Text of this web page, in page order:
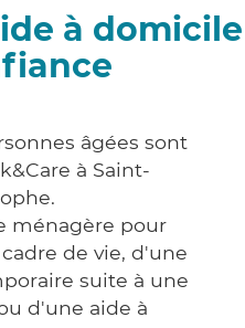
à domicile
âgées sont
à Saint-
ménagère pour
de vie, d'une
suite à une
d'une aide à